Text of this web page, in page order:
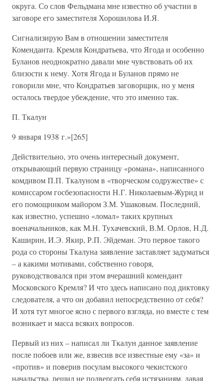
округа. Со слов Фельдмана мне известно об участии в
заговоре его заместителя Хорошилова И.Я.
Сигнализирую Вам в отношении заместителя
Коменданта. Кремля Кондратьева, что Ягода и особенно
Буланов неоднократно давали мне чувствовать об их
близости к нему. Хотя Ягода и Буланов прямо не
говорили мне, что Кондратьев заговорщик, но у меня
осталось твердое убеждение, что это именно так.
П. Ткалун
9 января 1938 г.»[265]
Действительно, это очень интересный документ,
открывающий первую страницу «романа», написанного
комдивом П.П. Ткалуном в «творческом содружестве» с
комиссаром госбезопасности Н.Г. Николаевым-Журид и
его помощником майором З.М. Ушаковым. Последний,
как известно, успешно «ломал» таких крупных
военачальников, как М.Н. Тухачевский, В.М. Орлов, Н.Д.
Каширин, И.Э. Якир, Р.П. Эйдеман. Это первое такого
рода со стороны Ткалуна заявление заставляет задуматься
– а какими мотивами, собственно говоря,
руководствовался при этом вчерашний комендант
Московского Кремля? И что здесь написано под диктовку
следователя, а что он добавил непосредственно от себя?
И хотя тут многое ясно с первого взгляда, но вместе с тем
возникает и масса всяких вопросов.
Первый из них – написал ли Ткалун данное заявление
после побоев или же, взвесив все известные ему «за» и
«против» и поверив посулам высокого чекистского
начальства, решил не подвергать себя истязаниям, давая